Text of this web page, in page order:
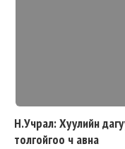
Н.Учрал: Хуулийн
толгойгоо ч авна